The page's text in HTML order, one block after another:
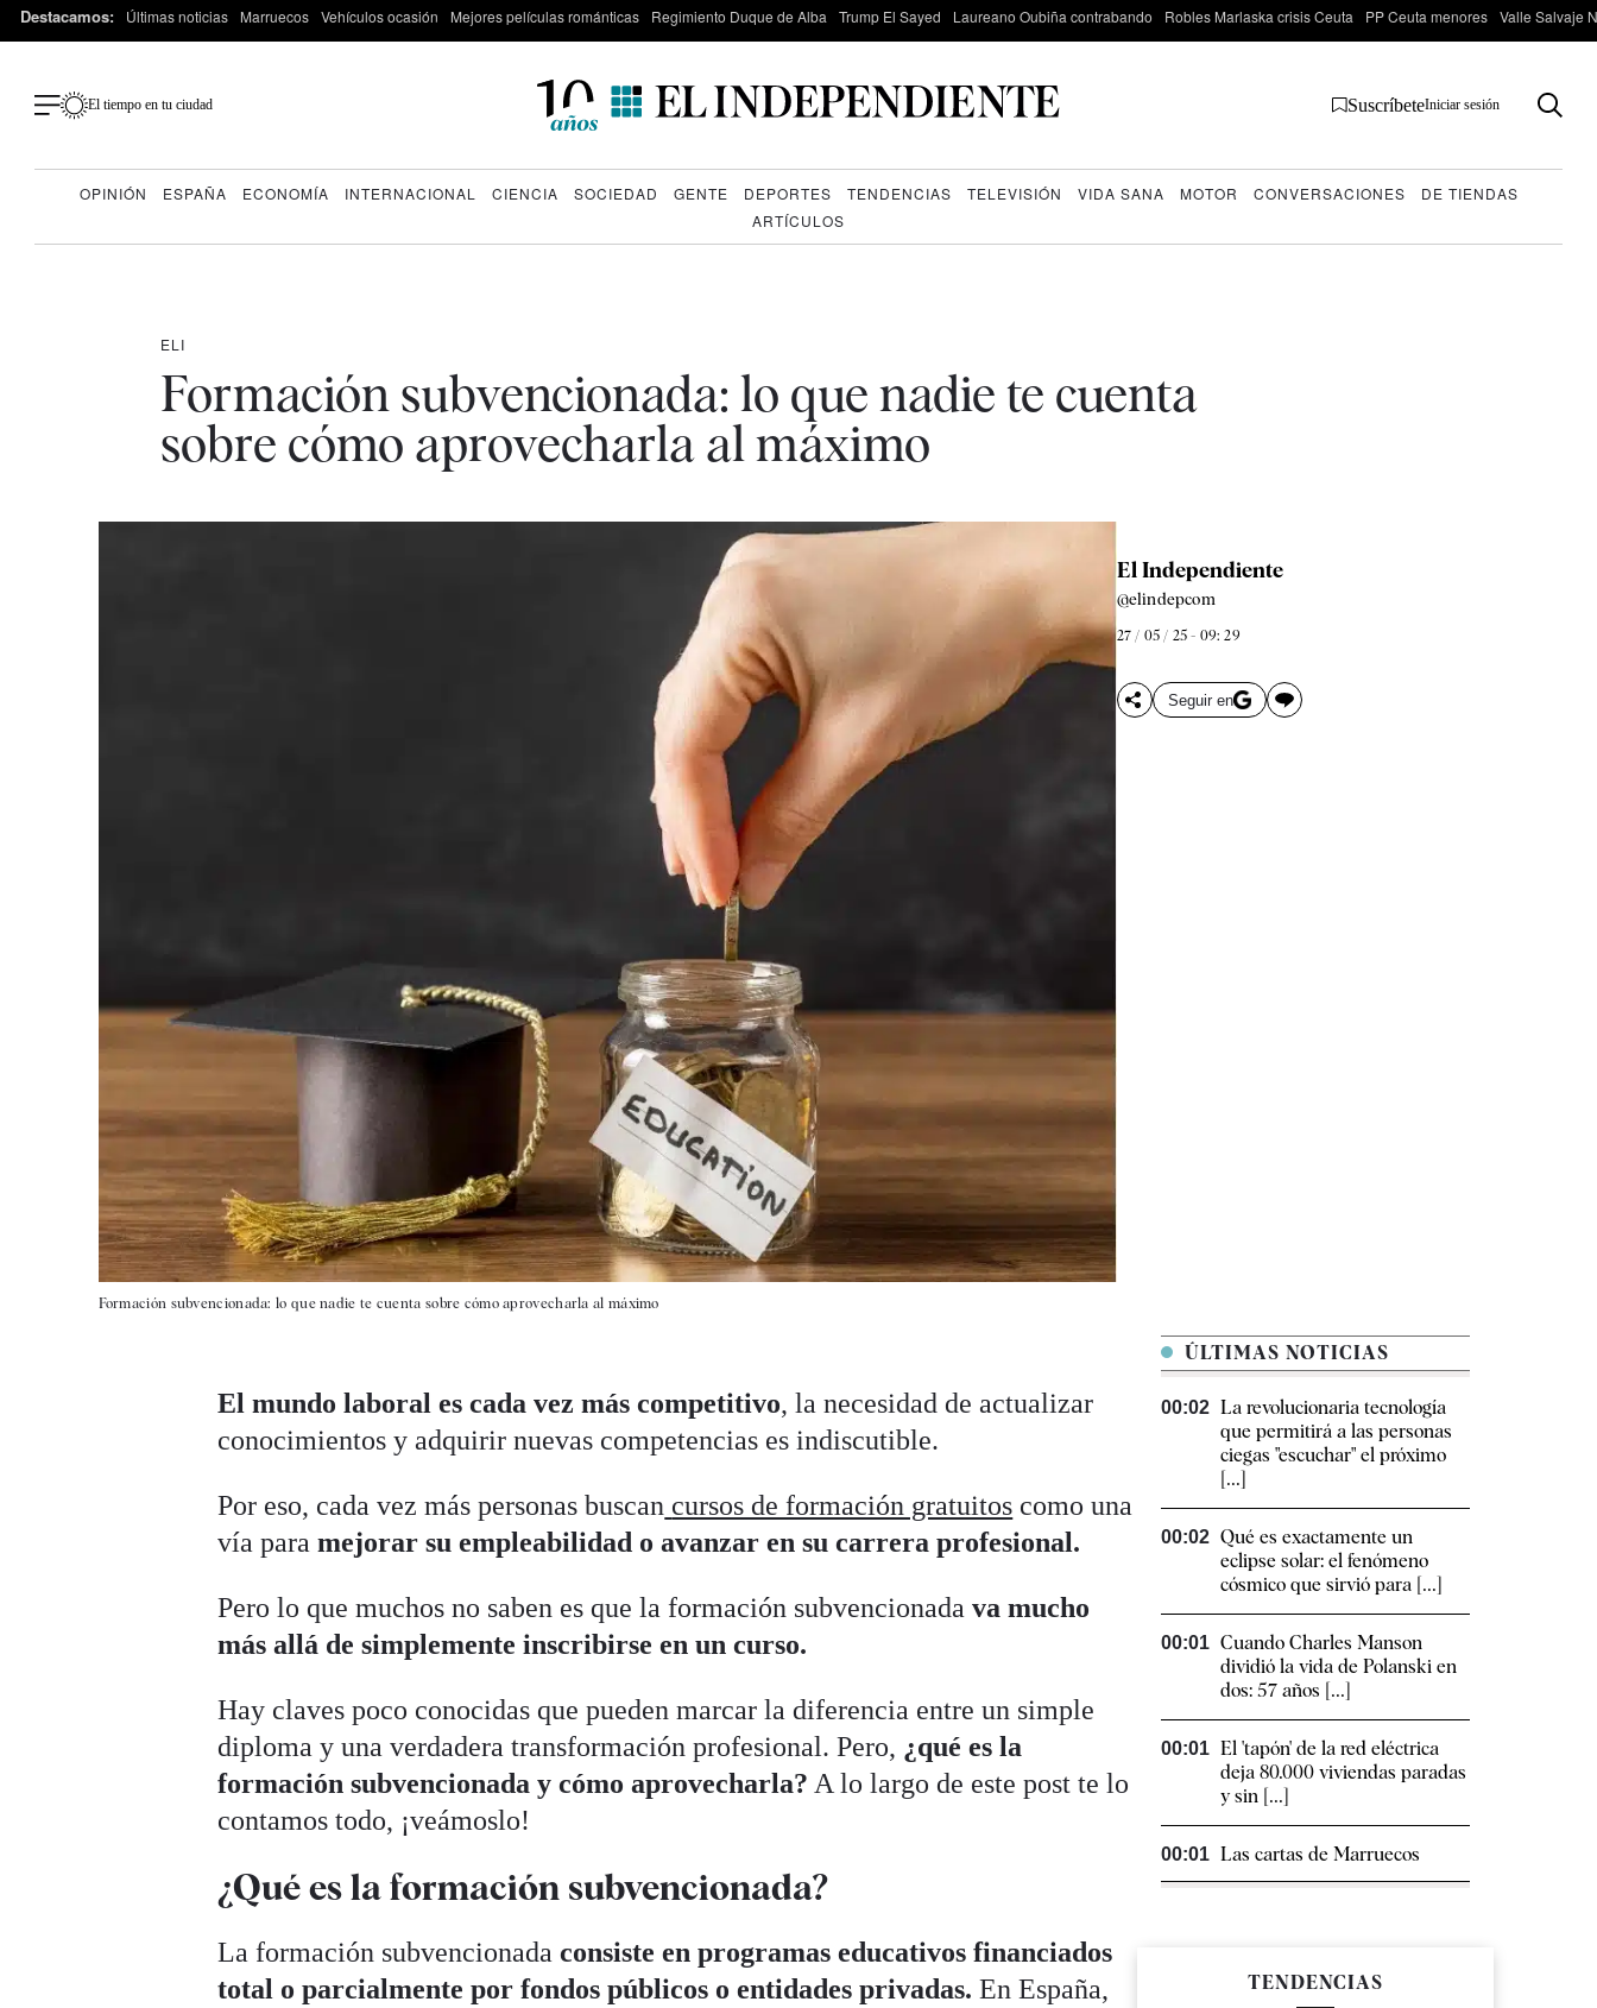
Destacamos: Últimas noticias Marruecos Vehículos ocasión Mejores películas románticas Regimiento Duque de Alba Trump El Sayed Laureano Oubiña contrabando Robles Marlaska crisis Ceuta PP Ceuta menores Valle Salvaje
El tiempo en tu ciudad SuscríbeteIniciar sesión
OPINIÓN ESPAÑA ECONOMÍA INTERNACIONAL CIENCIA SOCIEDAD GENTE DEPORTES TENDENCIAS TELEVISIÓN VIDA SANA MOTOR CONVERSACIONES
DE TIENDAS
ARTÍCULOS
ELI
Formación subvencionada: lo que nadie te cuenta
sobre cómo aprovecharla al máximo
Formación subvencionada: lo que nadie te cuenta sobre cómo aprovecharla al máximo
El Independiente
@elindepcom
27 / 05 / 25 - 09: 29
Seguir en
El mundo laboral es cada vez más competitivo, la necesidad de actualizar
conocimientos y adquirir nuevas competencias es indiscutible.
Por eso, cada vez más personas buscan cursos de formación gratuitos como una
vía paramejorar su empleabilidad o avanzar en su carrera profesional.
Pero lo que muchos no saben es que la formación subvencionada va mucho
más allá de simplemente inscribirse en un curso.
Hay claves poco conocidas que pueden marcar la diferencia entre un simple
diploma y una verdadera transformación profesional. Pero, ¿qué es la
formación subvencionada y cómo aprovecharla? A lo largo de este post te lo
contamos todo, ¡veámoslo!
¿Qué es la formación subvencionada?
La formación subvencionadaconsiste en programas educativos financiados
total o parcialmente por fondos públicos o entidades privadas. En España,
ÚLTIMAS NOTICIAS
00:02 La revolucionaria tecnología
que permitirá a las personas
ciegas "escuchar" el próximo
[...]
00:02 Qué es exactamente un
eclipse solar: el fenómeno
cósmico que sirvió para [...]
00:01 Cuando Charles Manson
dividió la vida de Polanski en
dos: 57 años [...]
00:01 El 'tapón' de la red eléctrica
deja 80.000 viviendas paradas
y sin [...]
00:01 Las cartas de Marruecos
TENDENCIAS